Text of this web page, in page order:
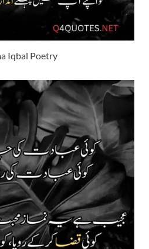
Iqbal Poetry